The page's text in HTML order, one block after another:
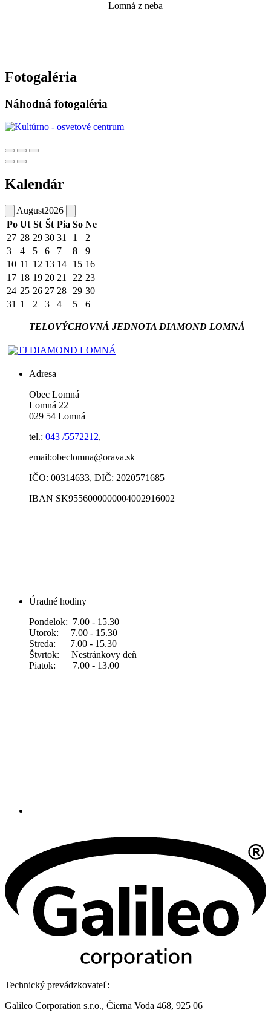
Lomná z neba
Fotogaléria
Náhodná fotogaléria
Kalendár
August2026
Po Ut St Št Pia So Ne
27 28 29 30 31 1
2
3
4 5 6 7 8
9
10 11 12 13 14 15 16
17 18 19 20 21 22 23
24 25 26 27 28 29 30
31 1 2 3 4 5 6
TELOVÝCHOVNÁ JEDNOTA DIAMOND LOMNÁ
Adresa
Obec Lomná
Lomná 22
029 54 Lomná
tel.: 043 /5572212,
email:obeclomna@orava.sk
IČO: 00314633, DIČ: 2020571685
IBAN SK9556000000004002916002
Úradné hodiny
Pondelok: 7.00 - 15.30
Utorok: 7.00 - 15.30
Streda: 7.00 - 15.30
Štvrtok: Nestránkovy deň
Piatok: 7.00 - 13.00
Technický prevádzkovateľ:
Galileo Corporation s.r.o., Čierna Voda 468, 925 06